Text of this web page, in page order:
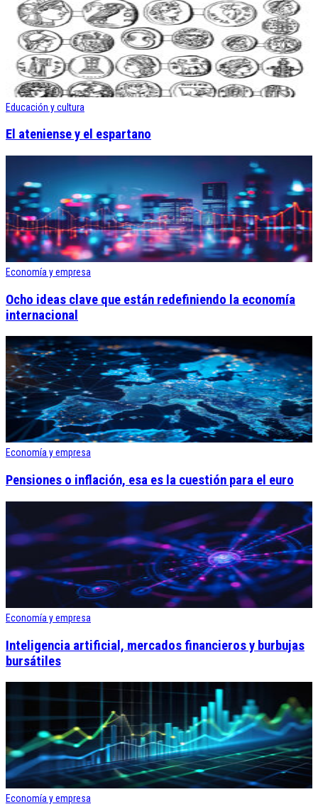
Educación y cultura
El ateniense y el espartano
Economía y empresa
Ocho ideas clave que están redefiniendo la economía
internacional
Economía y empresa
Pensiones o inflación, esa es la cuestión para el euro
Economía y empresa
Inteligencia artificial, mercados financieros y burbujas
bursátiles
Economía y empresa